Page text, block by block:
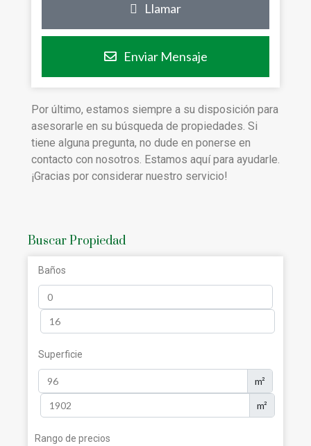
Llamar
Enviar Mensaje
Por último, estamos siempre a su disposición para
asesorarle en su búsqueda de propiedades. Si
tiene alguna pregunta, no dude en ponerse en
contacto con nosotros. Estamos aquí para ayudarle.
¡Gracias por considerar nuestro servicio!
Buscar Propiedad
Baños
Superficie
m²
m²
Rango de precios